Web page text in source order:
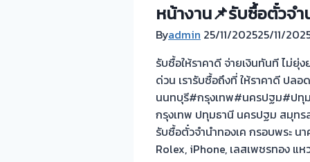
งาน
ไถ่ถอน
ถึง
จำนำ-
ร้าน
ทอง
ประเมิน
ตั๋ว
ฟรี
หน้างาน📌รับซื้อตั๋ว
Byadmin 25/11/202525/11/
รับซื้อให้ราคาดี จ่ายเงินทันที ไม่ยุ่
ด่วน เรารับซื้อถึงที่ ให้ราคาดี ปล
นนทบุรี#กรุงเทพ#นครปฐม#ปทุม
กรุงเทพ ปทุมธานี นครปฐม สมุท
รับซื้อตั๋วจำนำทองเค กรอบพระ น
Rolex, iPhone, เลสเพชรทอง แ